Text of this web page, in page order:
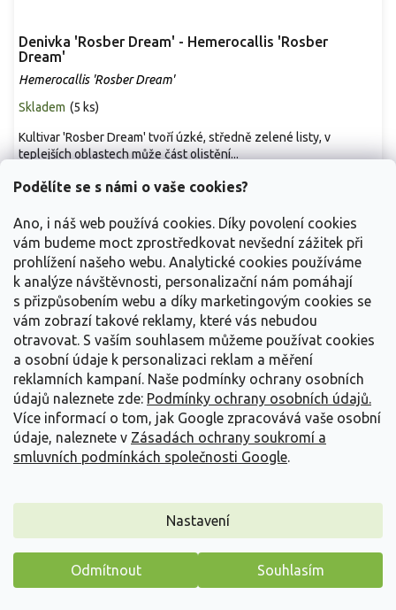
Podělíte se s námi o vaše cookies?
Ano, i náš web používá cookies. Díky povolení cookies
vám budeme moct zprostředkovat nevšední zážitek při
prohlížení našeho webu. Analytické cookies používáme
k analýze návštěvnosti, personalizační nám pomáhají
s přizpůsobením webu a díky marketingovým cookies se
vám zobrazí takové reklamy, které vás nebudou
otravovat. S vaším souhlasem můžeme používat cookies
a osobní údaje k personalizaci reklam a měření
reklamních kampaní. Naše podmínky ochrany osobních
údajů naleznete zde: Podmínky ochrany osobních údajů.
Více informací o tom, jak Google zpracovává vaše osobní
údaje, naleznete v Zásadách ochrany soukromí a
smluvních podmínkách společnosti Google.
Nastavení
Odmítnout Souhlasím
Denivka 'Rosber Dream' - Hemerocallis 'Rosber
Dream'
Hemerocallis 'Rosber Dream'
Skladem (5 ks)
od119 Kč/ ks
Detail
Kultivar 'Rosber Dream' tvoří úzké, středně zelené listy, v
teplejších oblastech může část olistění...
Denivka 'Jeruzalem' - Hemerocallis 'Jeruzalem'
Hemerocallis 'Jeruzalem'
Máme pro vás malý dárek